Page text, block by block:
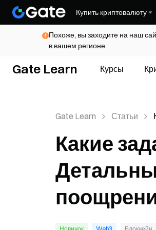
Купить криптовалюту
Похоже, вы заходите на наш
в вашем регионе.
Gate Learn Курсы
Gate Learn Статьи
Какие